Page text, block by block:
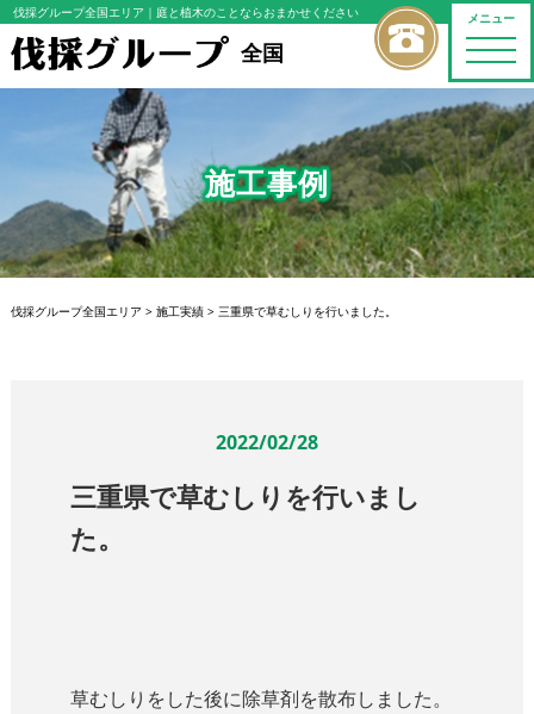
メニュー
toggle
伐採グループ全国エリア ｜庭と植木のことならおまかせください
全国
施工事例
伐採グループ全国エリア > 施工実績> 三重県で草むしりを行いました。
2022/02/28
三重県で草むしりを行いまし
た。
草むしりをした後に除草剤を散布しました。